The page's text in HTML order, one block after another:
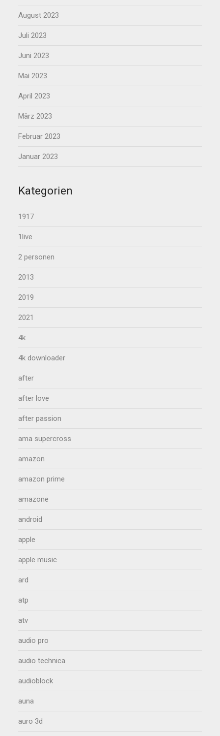
August 2023
Juli 2023
Juni 2023
Mai 2023
April 2023
März 2023
Februar 2023
Januar 2023
Kategorien
1917
1live
2 personen
2013
2019
2021
4k
4k downloader
after
after love
after passion
ama supercross
amazon
amazon prime
amazone
android
apple
apple music
ard
atp
atv
audio pro
audio technica
audioblock
auna
auro 3d